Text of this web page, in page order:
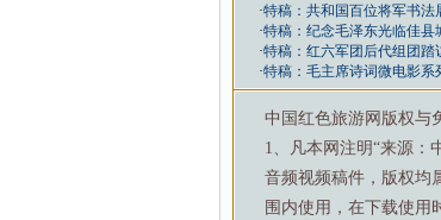
·特稿：共和国百位将军书法
·特稿：纪念毛泽东光临佳县
·特稿：红六军团后代组团踏
·特稿：毛主席诗词微电影系
中国红色旅游网版权与
1、凡本网注明“来源：
音频视频稿件，版权均
围内使用，在下载使用